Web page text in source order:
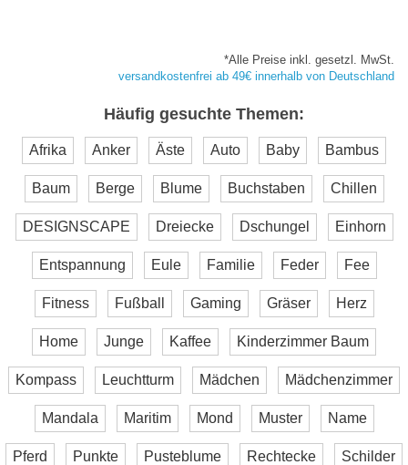
*Alle Preise inkl. gesetzl. MwSt.
versandkostenfrei ab 49€ innerhalb von Deutschland
Häufig gesuchte Themen:
Afrika Anker Äste Auto Baby Bambus
Baum Berge Blume Buchstaben Chillen
DESIGNSCAPE Dreiecke Dschungel Einhorn
Entspannung Eule Familie Feder Fee
Fitness Fußball Gaming Gräser Herz
Home Junge Kaffee Kinderzimmer Baum
Kompass Leuchtturm Mädchen Mädchenzimmer
Mandala Maritim Mond Muster Name
Pferd Punkte Pusteblume Rechtecke Schilder